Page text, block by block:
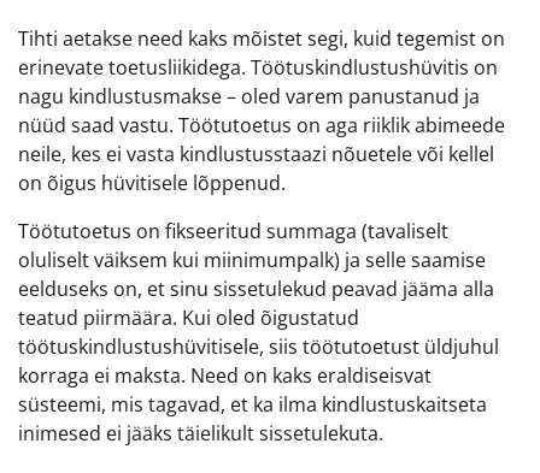
Tihti aetakse need kaks mõistet segi, kuid tegemist on
erinevate toetusliikidega. Töötuskindlustushüvitis on
nagu kindlustusmakse – oled varem panustanud ja
nüüd saad vastu. Töötutoetus on aga riiklik abimeede
neile, kes ei vasta kindlustusstaazi nõuetele või kellel
on õigus hüvitisele lõppenud.
Töötutoetus on fikseeritud summaga (tavaliselt
oluliselt väiksem kui miinimumpalk) ja selle saamise
eelduseks on, et sinu sissetulekud peavad jääma alla
teatud piirmäära. Kui oled õigustatud
töötuskindlustushüvitisele, siis töötutoetust üldjuhul
korraga ei maksta. Need on kaks eraldiseisvat
süsteemi, mis tagavad, et ka ilma kindlustuskaitseta
inimesed ei jääks täielikult sissetulekuta.